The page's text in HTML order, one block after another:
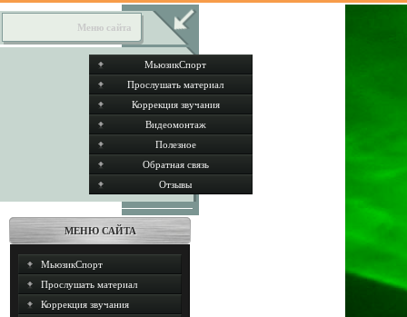
Меню сайта
МьюзикСпорт
Прослушать материал
Коррекция звучания
Видеомонтаж
Полезное
Обратная связь
Отзывы
МЕНЮ САЙТА
МьюзикСпорт
Прослушать материал
Коррекция звучания